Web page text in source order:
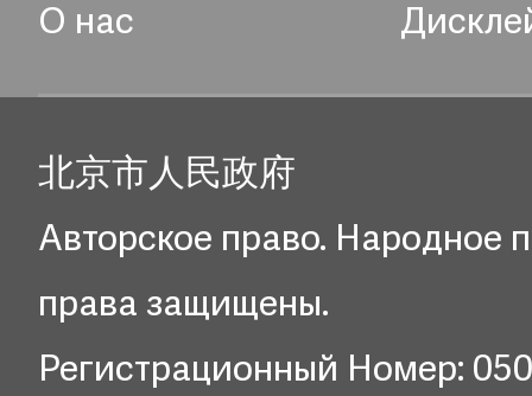
О нас
北京市人民政府
Авторское право. Народное
права защищены.
Регистрационный Номер: